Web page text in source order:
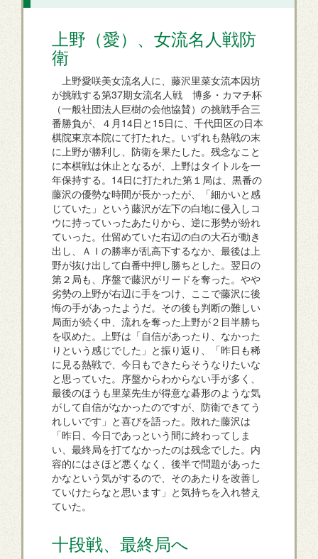
上野（愛）、女流名人戦防
衛
上野愛咲美女流名人に、藤沢里菜女流本因坊
が挑戦する第37期女流名人戦 博多・カマチ杯
（一般社団法人巨樹の会他協賛）の挑戦手合三
番勝負が、４月14日と15日に、千代田区の日本
棋院東京本院にて打たれた。いずれも熱戦の末
に上野が勝利し、防衛を果たした。残念なこと
に本棋戦は休止となるが、上野はタイトルを一
年保持する。14日に打たれた第１局は、黒番の
藤沢の優勢な時間が長かったが、「細かいと感
じていた」という藤沢が左下の白地に侵入しコ
ウに持っていったあたりから、逆に形勢が紛れ
ていった。仕留めていた右辺の白の大石が動き
出し、ＡＩの勝率が乱高下するなか、最後は上
野が抜け出して白番中押し勝ちとした。翌日の
第２局も、序盤で藤沢がリードを奪った。やや
劣勢の上野が右辺に手をつけ、ここで藤沢に後
悔の手があったようだ。その後も判断の難しい
局面が続く中、流れを奪った上野が２目半勝ち
を収めた。上野は「自信があったり、なかった
りという感じでした」と振り返り、「昨日も稀
に見る熱戦で、今日もできたらそうなりたいな
と思っていた。序盤からわからない手が多く、
最後のほうも里菜先生が得意な碁形のような気
がして自信がなかったのですが、防衛できてう
れしいです」と喜びを語った。敗れた藤沢は
「昨日、今日であっという間に終わってしま
い、最終局を打てなかったのは残念でした。内
容的にはさほど悪くなく、後半で問題があった
かなという気がするので、そのあたりを改善し
ていけたらなと思います」と気持ちを入れ替え
ていた。
十段戦、最終局へ